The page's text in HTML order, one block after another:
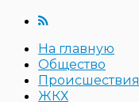
На главную
Общество
Происшествия
ЖКХ